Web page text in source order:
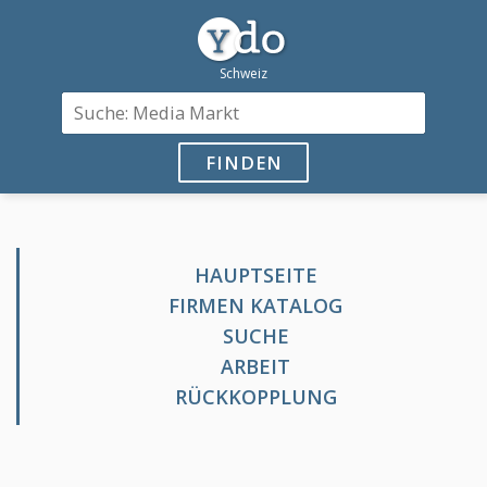
FINDEN
HAUPTSEITE
FIRMEN KATALOG
SUCHE
ARBEIT
RÜCKKOPPLUNG